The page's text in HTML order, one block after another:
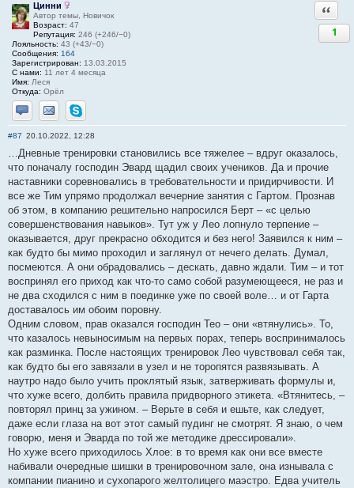
Цинни
Автор темы, Новичок
Возраст: 47
Репутация: 246 (+246/−0)
Лояльность: 43 (+43/−0)
Сообщения: 164
Зарегистрирован: 13.03.2015
С нами: 11 лет 4 месяца
Имя: Леся
Откуда: Орёл
Отправить личное сообщение
Отправить email
Skype
1
#87 20.10.2022, 12:28
…Дневные тренировки становились все тяжелее – вдруг оказалось,
что поначалу господин Эвард щадил своих учеников. Да и прочие
наставники соревновались в требовательности и придирчивости. И
все же Тим упрямо продолжал вечерние занятия с Гартом. Прознав
об этом, в компанию решительно напросился Берт – «с целью
совершенствования навыков». Тут уж у Лео лопнуло терпение –
оказывается, друг прекрасно обходится и без него! Заявился к ним –
как будто бы мимо проходил и заглянул от нечего делать. Думал,
посмеются. А они обрадовались – дескать, давно ждали. Тим – и тот
воспринял его приход как что-то само собой разумеющееся, не раз и
не два сходился с ним в поединке уже по своей воле… и от Гарта
доставалось им обоим поровну.
Одним словом, прав оказался господин Тео – они «втянулись». То,
что казалось невыносимым на первых порах, теперь воспринималось
как разминка. После настоящих тренировок Лео чувствовал себя так,
как будто бы его завязали в узел и не торопятся развязывать. А
наутро надо было учить проклятый язык, затверживать формулы и,
что хуже всего, долбить правила придворного этикета. «Втянитесь, –
повторял принц за ужином. – Верьте в себя и ешьте, как следует,
даже если глаза на вот этот самый пудинг не смотрят. Я знаю, о чем
говорю, меня и Эварда по той же методике дрессировали».
Но хуже всего приходилось Хлое: в то время как они все вместе
набивали очередные шишки в тренировочном зале, она изнывала с
компании пианино и сухопарого желтолицего маэстро. Едва учитель